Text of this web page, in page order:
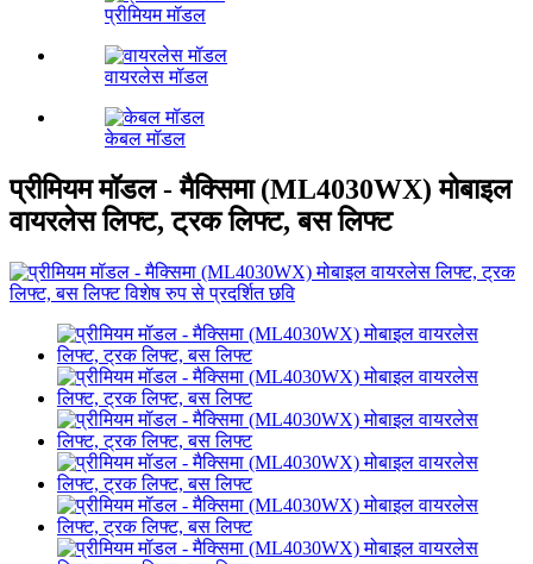
प्रीमियम मॉडल
वायरलेस मॉडल
केबल मॉडल
प्रीमियम मॉडल - मैक्सिमा (ML4030WX) मोबाइल
वायरलेस लिफ्ट, ट्रक लिफ्ट, बस लिफ्ट